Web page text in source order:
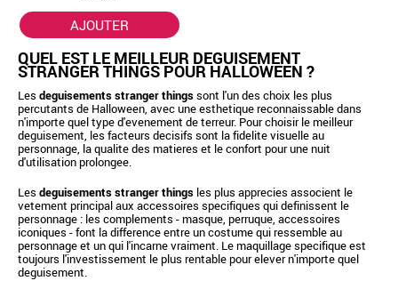
AJOUTER
QUEL EST LE MEILLEUR DEGUISEMENT
STRANGER THINGS POUR HALLOWEEN ?
Les deguisements stranger thingssont l'un des choix les plus
percutants de Halloween, avec une esthetique reconnaissable dans
n'importe quel type d'evenement de terreur. Pour choisir le meilleur
deguisement, les facteurs decisifs sont la fidelite visuelle au
personnage, la qualite des matieres et le confort pour une nuit
d'utilisation prolongee.
Les deguisements stranger things les plus apprecies associent le
vetement principal aux accessoires specifiques qui definissent le
personnage : les complements - masque, perruque, accessoires
iconiques - font la difference entre un costume qui ressemble au
personnage et un qui l'incarne vraiment. Le maquillage specifique est
toujours l'investissement le plus rentable pour elever n'importe quel
deguisement.